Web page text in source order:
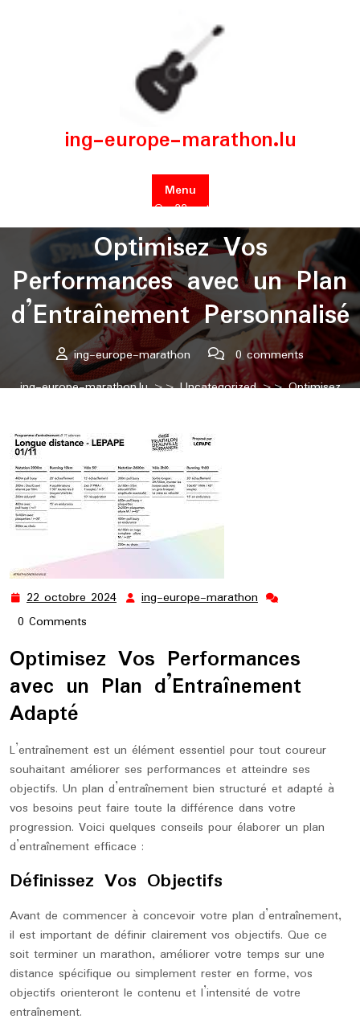
ing-europe-marathon.lu
Menu
Posted On 22 octobre 2024
Optimisez Vos
Performances avec un Plan
d’Entraînement Personnalisé
ing-europe-marathon
0 comments
ing-europe-marathon.lu>>Uncategorized>> Optimisez
22 octobre 2024 22 ing-europe-marathon ing-
0 Comments
Optimisez Vos Performances
avec un Plan d’Entraînement
Adapté
L’entraînement est un élément essentiel pour tout coureur
souhaitant améliorer ses performances et atteindre ses
objectifs. Un plan d’entraînement bien structuré et adapté à
vos besoins peut faire toute la différence dans votre
progression. Voici quelques conseils pour élaborer un plan
d’entraînement efficace :
Définissez Vos Objectifs
Avant de commencer à concevoir votre plan d’entraînement,
il est important de définir clairement vos objectifs. Que ce
soit terminer un marathon, améliorer votre temps sur une
distance spécifique ou simplement rester en forme, vos
objectifs orienteront le contenu et l’intensité de votre
entraînement.